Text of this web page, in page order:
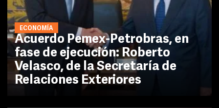
ECONOMÍA
Acuerdo Pemex-Petrobras, en
fase de ejecución: Roberto
Velasco, de la Secretaría de
Relaciones Exteriores